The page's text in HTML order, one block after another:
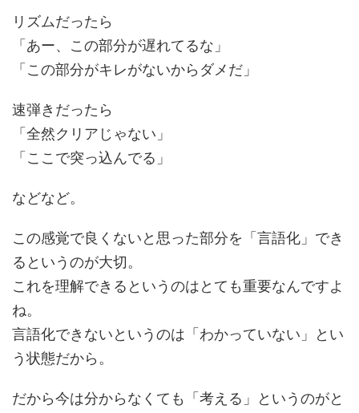
リズムだったら
「あー、この部分が遅れてるな」
「この部分がキレがないからダメだ」
速弾きだったら
「全然クリアじゃない」
「ここで突っ込んでる」
などなど。
この感覚で良くないと思った部分を「言語化」でき
るというのが大切。
これを理解できるというのはとても重要なんですよ
ね。
言語化できないというのは「わかっていない」とい
う状態だから。
だから今は分からなくても「考える」というのがと